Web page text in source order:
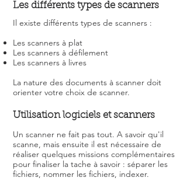
Les différents types de scanners
Il existe différents types de scanners :
Les scanners à plat
Les scanners à défilement
Les scanners à livres
La nature des documents à scanner doit
orienter votre choix de scanner.
Utilisation logiciels et scanners
Un scanner ne fait pas tout. A savoir qu'il
scanne, mais ensuite il est nécessaire de
réaliser quelques missions complémentaires
pour finaliser la tache à savoir : séparer les
fichiers, nommer les fichiers, indexer.